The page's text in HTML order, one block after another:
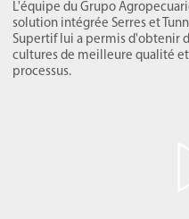
L'équipe du Grupo
solution intégrée Serres et
Supertif lui a permis d'obtenir
cultures de meilleure qualité
processus.